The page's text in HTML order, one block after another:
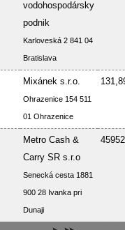
vodohospodársky
podnik
Karloveská 2 841 04
Bratislava
Mixánek s.r.o.
Ohrazenice 154 511
01 Ohrazenice
Metro Cash &
Carry SR s.r.o
Senecká cesta 1881
900 28 Ivanka pri
Dunaji